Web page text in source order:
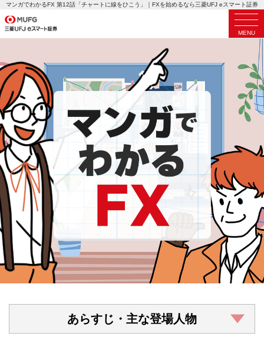
マンガでわかるFX 第12話「チャートに線をひこう」｜FXを始めるなら三菱UFJ eスマート証券
MENU
あらすじ・主な登場人物